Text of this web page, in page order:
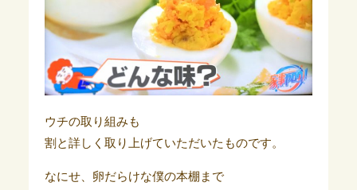
ウチの取り組みも
割と詳しく取り上げていただいたものです。
なにせ、卵だらけな僕の本棚まで